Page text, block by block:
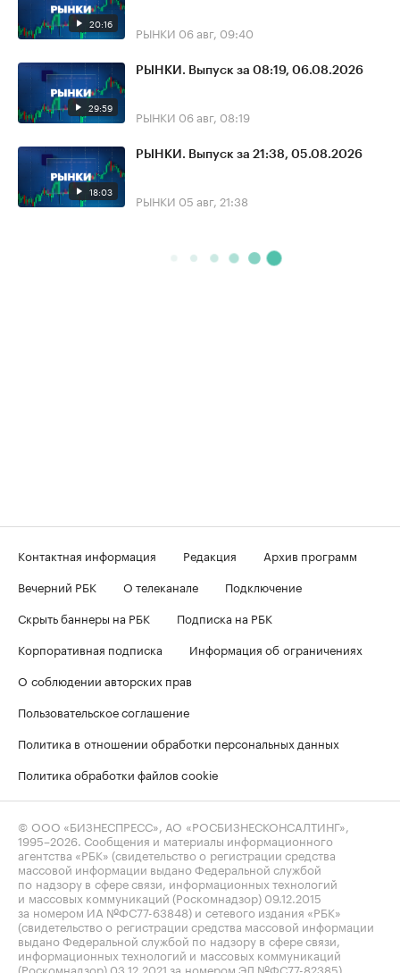
20:16 РЫНКИ 06 авг, 09:40
29:59
РЫНКИ. Выпуск за 08:19, 06.08.2026
РЫНКИ 06 авг, 08:19
18:03
РЫНКИ. Выпуск за 21:38, 05.08.2026
РЫНКИ 05 авг, 21:38
Контактная информация Редакция
Архив программ
Вечерний РБК
О телеканале
Подключение
Скрыть баннеры на РБК
Подписка на РБК
Корпоративная подписка
Информация об ограничениях
О соблюдении авторских прав
Пользовательское соглашение
Политика в отношении обработки персональных данных
Политика обработки файлов cookie
© ООО «БИЗНЕСПРЕСС», АО «РОСБИЗНЕСКОНСАЛТИНГ»,
1995–2026 . Сообщения и материалы информационного
агентства «РБК» (свидетельство о регистрации средства
массовой информации выдано Федеральной службой
по надзору в сфере связи, информационных технологий
и массовых коммуникаций (Роскомнадзор) 09.12.2015
за номером ИА №ФС77-63848) и сетевого издания «РБК»
(свидетельство о регистрации средства массовой информации
выдано Федеральной службой по надзору в сфере связи,
информационных технологий и массовых коммуникаций
(Роскомнадзор) 03.12.2021 за номером ЭЛ №ФС77-82385)